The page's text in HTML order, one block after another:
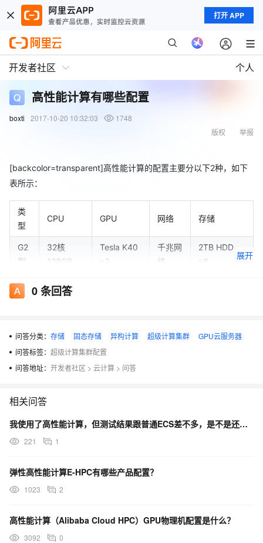
打开 APP
开发者社区 个人
高性能计算有哪些配置
boxti 2017-10-20 10:32:03
1748
举报
版权
[backcolor=transparent]高性能计算的配置主要分以下2种，如下
表所示：
类
型
CPU GPU 网络 存储
G2
型
32核
128GB
Tesla K40
x2
千兆网
络
2TB HDD
x8
G4
型
64核
128GB
展开
0条回答
问答分类： 存储 固态存储 异构计算 超级计算集群
GPU云服务器
问答标签： 超级计算集群配置
问答地址： 开发者社区 > 云计算 > 问答
相关问答
我使用了高性能计算，但测试结果跟普通ECS差不多，是不是还需要配置什么呢？
221 1
弹性高性能计算E-HPC有哪些产品配置？
1023 2
高性能计算（Alibaba Cloud HPC）GPU物理机配置是什么？
3092 0